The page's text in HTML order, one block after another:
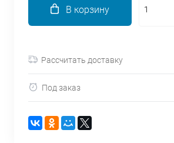
В корзину
Рассчитать доставку
Под заказ